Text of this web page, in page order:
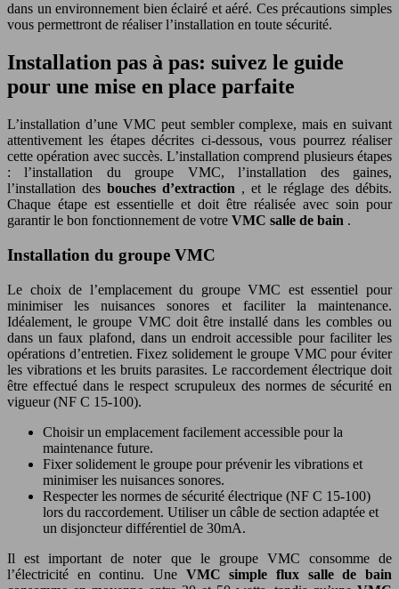
dans un environnement bien éclairé et aéré. Ces précautions simples
vous permettront de réaliser l’installation en toute sécurité.
Installation pas à pas: suivez le guide
pour une mise en place parfaite
L’installation d’une VMC peut sembler complexe, mais en suivant
attentivement les étapes décrites ci-dessous, vous pourrez réaliser
cette opération avec succès. L’installation comprend plusieurs étapes
: l’installation du groupe VMC, l’installation des gaines,
l’installation des bouches d’extraction , et le réglage des débits.
Chaque étape est essentielle et doit être réalisée avec soin pour
garantir le bon fonctionnement de votre VMC salle de bain .
Installation du groupe VMC
Le choix de l’emplacement du groupe VMC est essentiel pour
minimiser les nuisances sonores et faciliter la maintenance.
Idéalement, le groupe VMC doit être installé dans les combles ou
dans un faux plafond, dans un endroit accessible pour faciliter les
opérations d’entretien. Fixez solidement le groupe VMC pour éviter
les vibrations et les bruits parasites. Le raccordement électrique doit
être effectué dans le respect scrupuleux des normes de sécurité en
vigueur (NF C 15-100).
Choisir un emplacement facilement accessible pour la
maintenance future.
Fixer solidement le groupe pour prévenir les vibrations et
minimiser les nuisances sonores.
Respecter les normes de sécurité électrique (NF C 15-100)
lors du raccordement. Utiliser un câble de section adaptée et
un disjoncteur différentiel de 30mA.
Il est important de noter que le groupe VMC consomme de
l’électricité en continu. Une VMC simple flux salle de bain